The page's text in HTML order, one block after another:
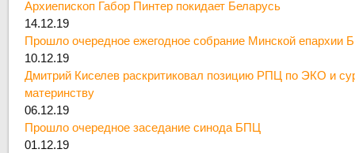
Архиепископ Габор Пинтер покидает Беларусь
14.12.19
Прошло очередное ежегодное собрание Минской епархии
10.12.19
Дмитрий Киселев раскритиковал позицию РПЦ по ЭКО и
материнству
06.12.19
Прошло очередное заседание синода БПЦ
01.12.19